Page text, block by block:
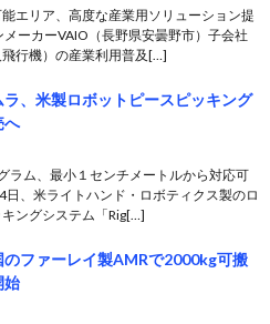
エリア、高度な産業用ソリューション提
ーカーVAIO（長野県安曇野市）子会社
行機）の産業利用普及[…]
ラ、米製ロボットピースピッキング
へ
ラム、最小１センチメートルから対応可
日、米ライトハンド・ロボティクス製のロ
ングシステム「Rig[…]
のファーレイ製AMRで2000kg可搬
始